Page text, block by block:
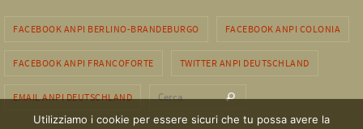
FACEBOOK ANPI BERLINO-BRANDEBURGO FACEBOOK ANPI COLONIA
FACEBOOK ANPI FRANCOFORTE TWITTER ANPI DEUTSCHLAND
EMAIL ANPI DEUTSCHLAND Cerca per:
Cerca
Utilizziamo i cookie per essere sicuri che tu possa avere la